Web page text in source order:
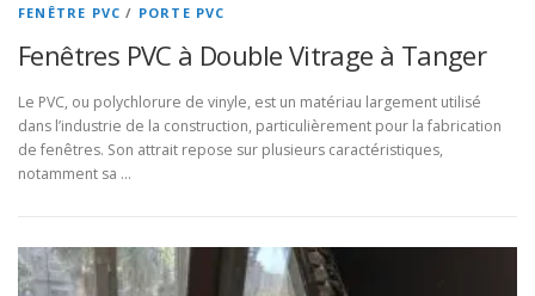
r
i
e
P
C
FENÊTRE PVC / PORTE PVC
Fenêtres PVC à Double Vitrage à Tanger
Le PVC, ou polychlorure de vinyle, est un matériau largement utilisé
dans l’industrie de la construction, particulièrement pour la fabrication
de fenêtres. Son attrait repose sur plusieurs caractéristiques,
notamment sa …